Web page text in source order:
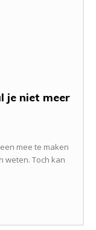
je niet meer
mee te maken
weten. Toch kan